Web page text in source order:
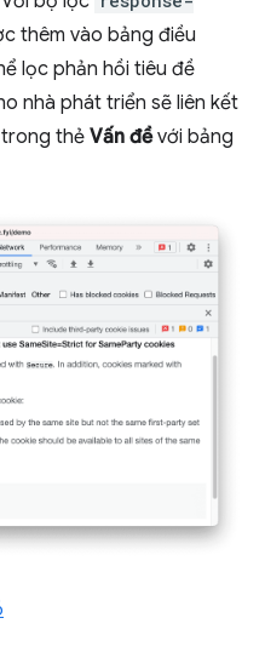
thêm vào bảng điều
lọc phản hồi tiêu đề
nhà phát triển sẽ liên kết
thẻVấn đềvới bảng